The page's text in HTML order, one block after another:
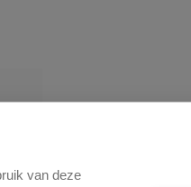
van deze